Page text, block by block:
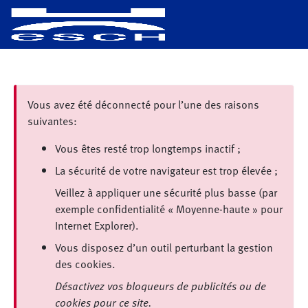
Vous avez été déconnecté pour l’une des raisons
suivantes:
Vous êtes resté trop longtemps inactif ;
La sécurité de votre navigateur est trop élevée ;
Veillez à appliquer une sécurité plus basse (par
exemple confidentialité « Moyenne-haute » pour
Internet Explorer).
Vous disposez d’un outil perturbant la gestion
des cookies.
Désactivez vos bloqueurs de publicités ou de
cookies pour ce site.